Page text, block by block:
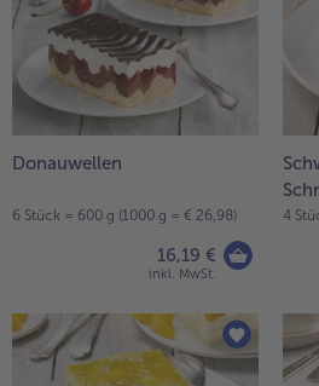
alle Wein & Spirituosen
Küchenutensilien
alle Küchenutensilien
Kuchen & Torten
alle Kuchen & Torten
alle BIO
bofrost*free
alle bofrost*free
High Protein
alle High Protein
bofrost*plus.
Pflanzliche
alle Pflanzliche
Heißluftfritteuse
alle Heißluftfritteuse
Donauwellen
6 Stück = 600 g (1000 g = € 26,98)
16,19 €
inkl. MwSt.
4